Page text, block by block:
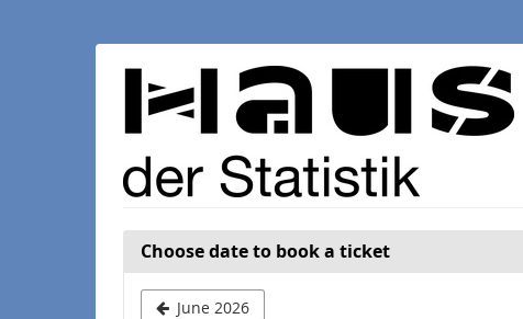
Choose date to book a ticket
June 2026